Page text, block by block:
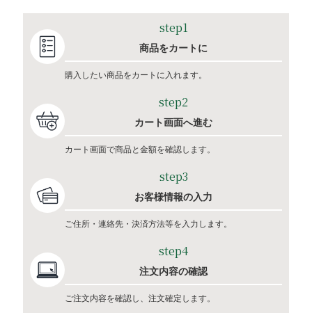
step1
商品をカートに
購入したい商品をカートに入れます。
step2
カート画面へ進む
カート画面で商品と金額を確認します。
step3
お客様情報の入力
ご住所・連絡先・決済方法等を入力します。
step4
注文内容の確認
ご注文内容を確認し、注文確定します。